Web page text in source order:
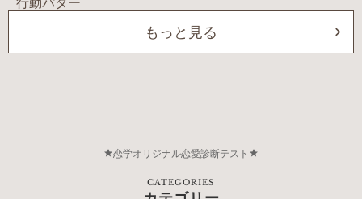
もっと見る
恋学オリジナル恋愛診断テスト
CATEGORIES